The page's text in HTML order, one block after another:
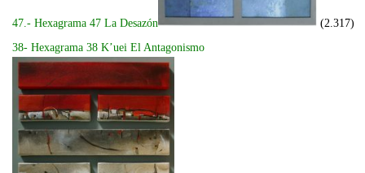
47.- Hexagrama 47 La Desazón
(2.317)
38- Hexagrama 38 K’uei El Antagonismo